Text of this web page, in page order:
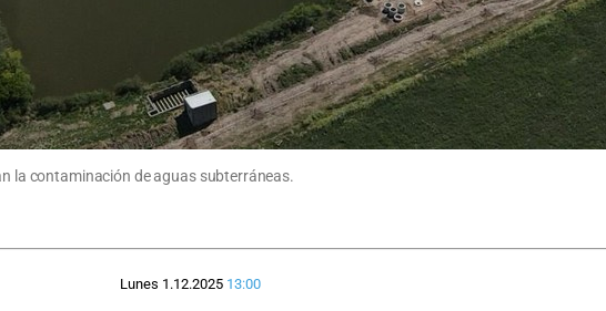
la contaminación de aguas subterráneas.
Lunes 1.12.2025 13:00